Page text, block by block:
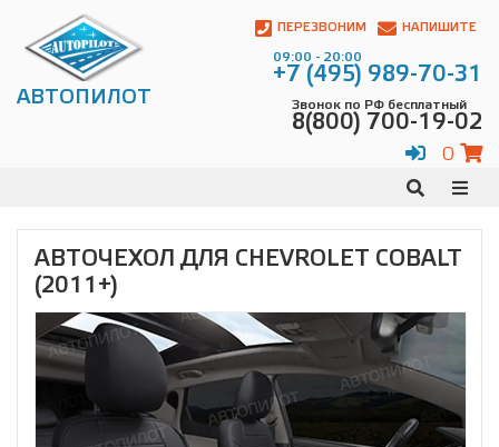
АВТОПИЛОТ
ПЕРЕЗВОНИМ НАПИШИТЕ
09:00 - 20:00
+7 (495) 989-70-31
Звонок по РФ бесплатный
8(800) 700-19-02
0
АВТОЧЕХОЛ ДЛЯ CHEVROLET COBALT
(2011+)
Контакты:
Адрес:
Чагинская
700-
Телефон: +7
(495)
почта:
info@avtopilot1.ru